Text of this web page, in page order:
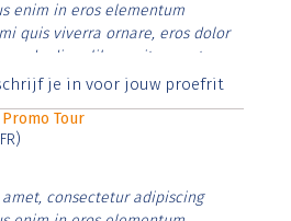
enim in eros elementum
quis viverra ornare, eros dolor
diam libero vitae erat.
justo cursus id rutrum lorem
je in voor jouw proefrit
Tour
consectetur adipiscing